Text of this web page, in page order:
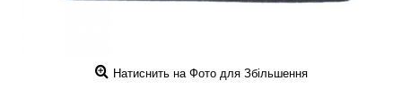
Натиснить на Фото для Збільшення